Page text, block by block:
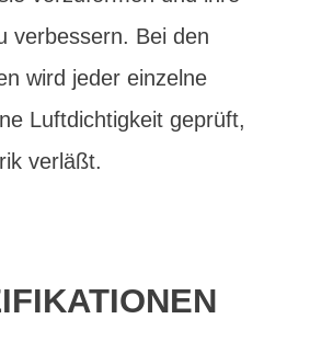
verbessern. Bei den
wird jeder einzelne
Luftdichtigkeit geprüft,
verläßt.